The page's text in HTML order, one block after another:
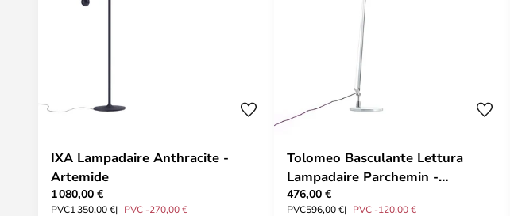
IXA Lampadaire Anthracite -
Artemide
1 080,00 €
PVC1 350,00 € PVC -270,00 €
Tolomeo Basculante Lettura
Lampadaire Parchemin -
Artemide
476,00 €
PVC596,00 € PVC -120,00 €